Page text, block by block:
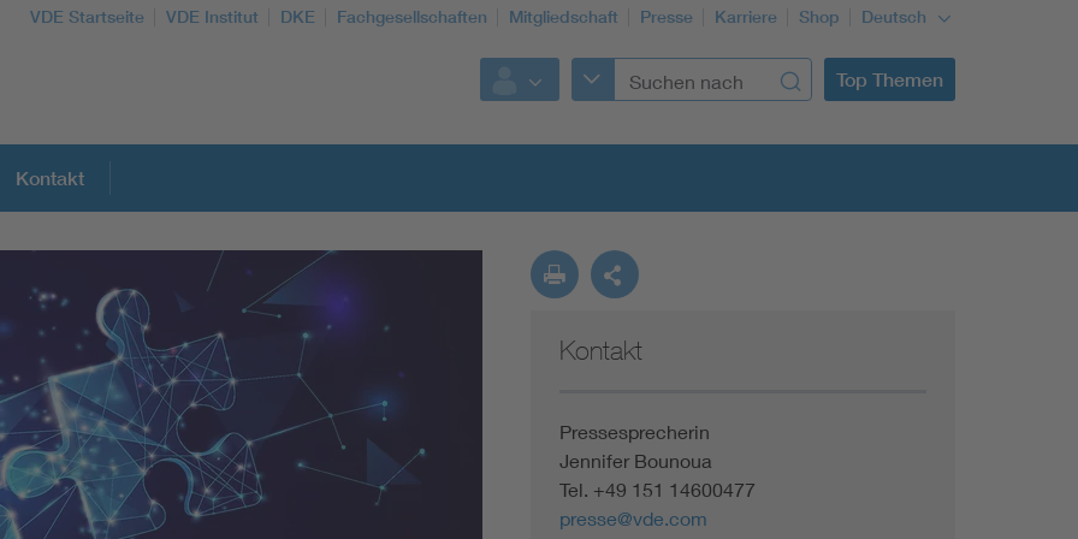
VDE Startseite VDE Institut DKE Fachgesellschaften Mitgliedschaft Presse Karriere Shop Deutsch
Top Themen
Weitere Themen
Assisted Living
Electromobility
Energy efficiency
Building Services Engineering
Information and communications technology ICT
Education + profession
Kontakt
Kontakt
Pressesprecherin
Jennifer Bounoua
Tel. +49 151 14600477
presse@vde.com